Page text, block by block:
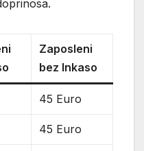
Zaposleni
bez Inkaso
45 Euro
45 Euro